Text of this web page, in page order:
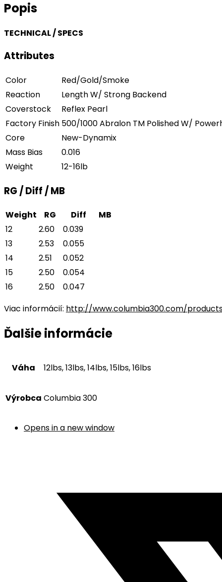
Popis
TECHNICAL / SPECS
Attributes
Color
Red/Gold/Smoke
Reaction
Length W/ Strong Backend
Coverstock
Reflex Pearl
Factory Finish 500/1000 Abralon TM Polished W/
Core
New-Dynamix
Mass Bias
0.016
Weight
12-16lb
RG / Diff / MB
Weight RG Diff
MB
12
2.60
0.039
13
2.53
0.055
14
2.51
0.052
15
2.50
0.054
16
2.50
0.047
Viac informácií: http://www.columbia300.com/
Ďalšie informácie
Váha 12lbs, 13lbs, 14lbs, 15lbs, 16lbs
Výrobca Columbia 300
Opens in a new window